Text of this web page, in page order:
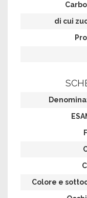
di cui
Colore e